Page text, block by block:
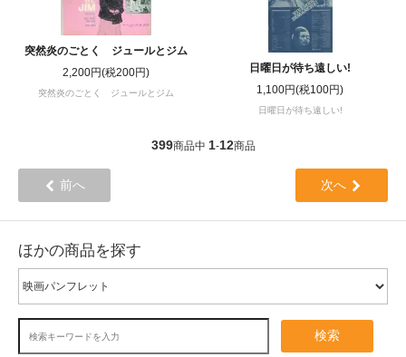
突然炎のごとく ジュールとジム
2,200円(税200円)
突然炎のごとく ジュールとジム
日曜日が待ち遠しい!
1,100円(税100円)
日曜日が待ち遠しい!
399商品中 1-12商品
前へ 次へ
ほかの商品を探す
検索